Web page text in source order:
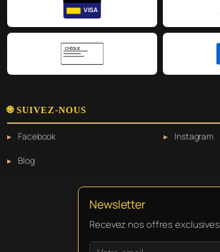
VISA
CHÈQUE
🌐 SUIVEZ-NOUS
Facebook
Instagram
Blog
Newsletter
Recevez nos offres exclusives